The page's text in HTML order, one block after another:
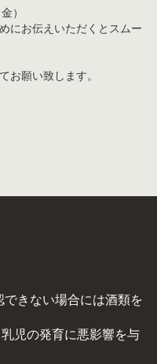
）
にお伝えいただくとスムー
お願い致します。
きない場合には酒類を
児の発育に悪影響を与